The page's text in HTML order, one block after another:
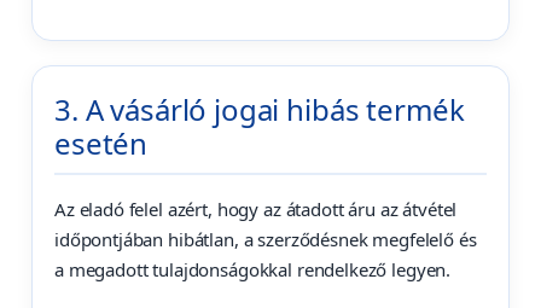
3. A vásárló jogai hibás termék
esetén
Az eladó felel azért, hogy az átadott áru az átvétel
időpontjában hibátlan, a szerződésnek megfelelő és
a megadott tulajdonságokkal rendelkező legyen.